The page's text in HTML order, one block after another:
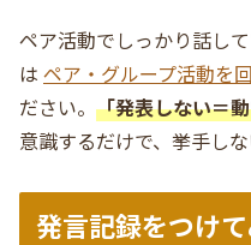
ペア活動でしっかり話し
は ペア・グループ活動を
ださい。 「発表しない＝
意識するだけで、挙手し
発言記録をつけ